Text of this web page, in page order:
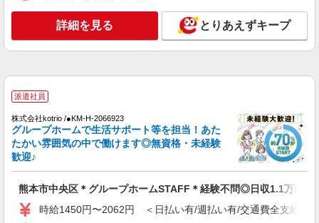
水前寺駅周辺 ≪車通勤OK≫
キープ 詳細を見る
株式会社kotrio /●KM-H-2051308
熊本市中央区＊年齢不問◎未経験から安定した
業界へ＊サ高住
時給1450円〜2062円 ＜日払い有/週払い有/交
キープ 詳細を見る
詳細を見る とりあえずキープ
派遣社員
株式会社kotrio /●KM-H-2066923
グループホームで生活サポート等を担当！あた
たかい雰囲気の中で働けます◎無資格・未経験
歓迎♪
熊本市中央区＊グループホームSTAFF＊経験不問◎日収1.1万円も
時給1450円〜2062円 ＜日払い有/週払い有/交通費全支給(ガ